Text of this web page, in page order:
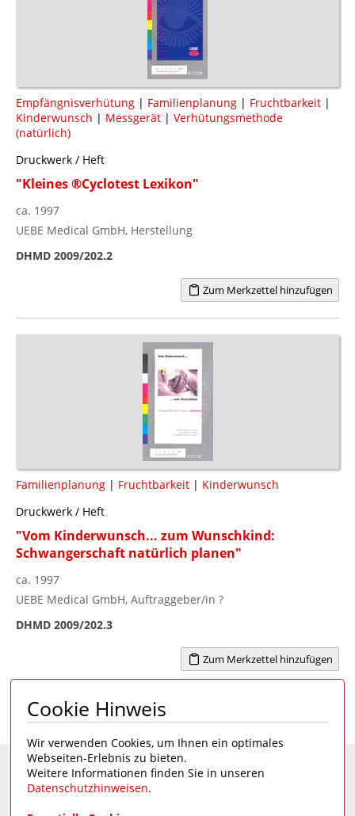
Empfängnisverhütung | Familienplanung | Fruchtbarkeit |
Kinderwunsch | Messgerät | Verhütungsmethode
(natürlich)
Druckwerk / Heft
"Kleines ®Cyclotest Lexikon"
ca. 1997
UEBE Medical GmbH, Herstellung
DHMD 2009/202.2
Zum Merkzettel hinzufügen
Familienplanung | Fruchtbarkeit | Kinderwunsch
Druckwerk / Heft
"Vom Kinderwunsch... zum Wunschkind:
Schwangerschaft natürlich planen"
ca. 1997
UEBE Medical GmbH, Auftraggeber/in ?
DHMD 2009/202.3
Zum Merkzettel hinzufügen
Seite 1 von 3 1 2 3 >
Eine Seite desDeutschen Hygiene-Museums
Cookie Hinweis
Wir verwenden Cookies, um Ihnen ein optimales
Webseiten-Erlebnis zu bieten.
Weitere Informationen finden Sie in unseren
Datenschutzhinweisen.